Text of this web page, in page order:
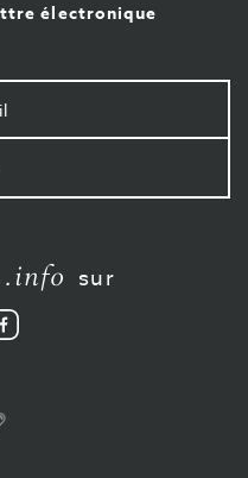
électronique
sur
Aimez-
nous
Virement